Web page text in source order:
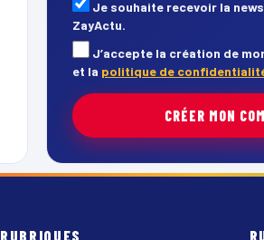
Je souhaite recevoir la
ZayActu.
J’accepte la création de
et la politique de
CRÉER MON
RUBRIQUES